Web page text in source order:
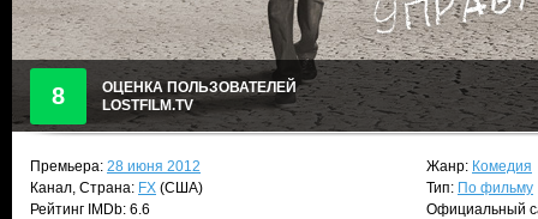
8
ОЦЕНКА ПОЛЬЗОВАТЕЛЕЙ
LOSTFILM.TV
Премьера: 28 июня 2012
Канал, Страна: FX (США)
Рейтинг IMDb: 6.6
Жанр: Комедия
Тип: По фильму
Официальный